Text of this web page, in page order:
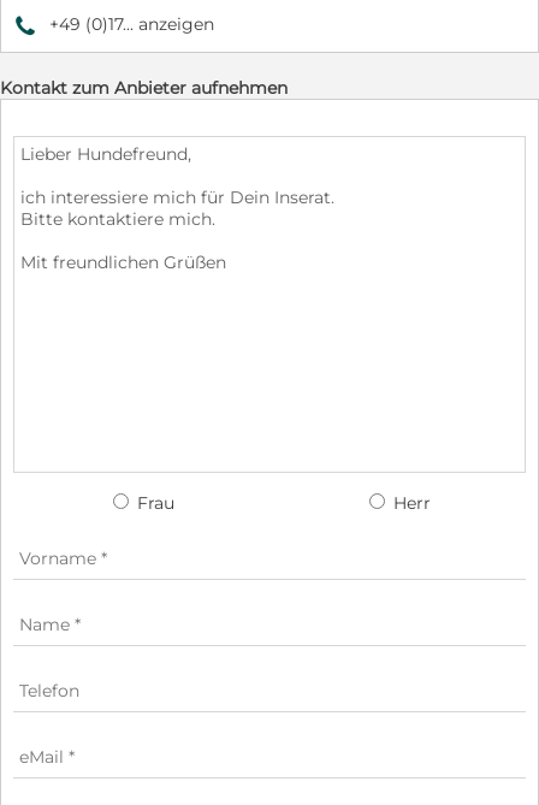
9 +49 (0)17... anzeigen
Kontakt zum Anbieter aufnehmen
Frau Herr